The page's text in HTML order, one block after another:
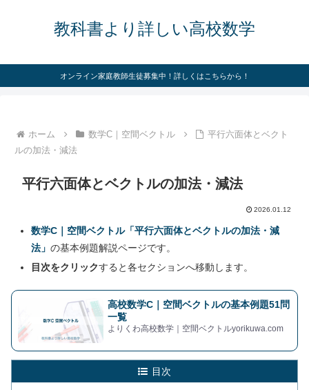
教科書より詳しい高校数学
オンライン家庭教師生徒募集中！詳しくはこちらから！
ホーム 数学C｜空間ベクトル
平行六面体とベクト
ルの加法・減法
平行六面体とベクトルの加法・減法
2026.01.12
数学C｜空間ベクトル「平行六面体とベクトルの加法・減
法」 の基本例題解説ページです。
目次をクリックすると各セクションへ移動します。
高校数学C｜空間ベクトルの基本例題51問
一覧
よりくわ高校数学｜空間ベクトルyorikuwa.com
目次